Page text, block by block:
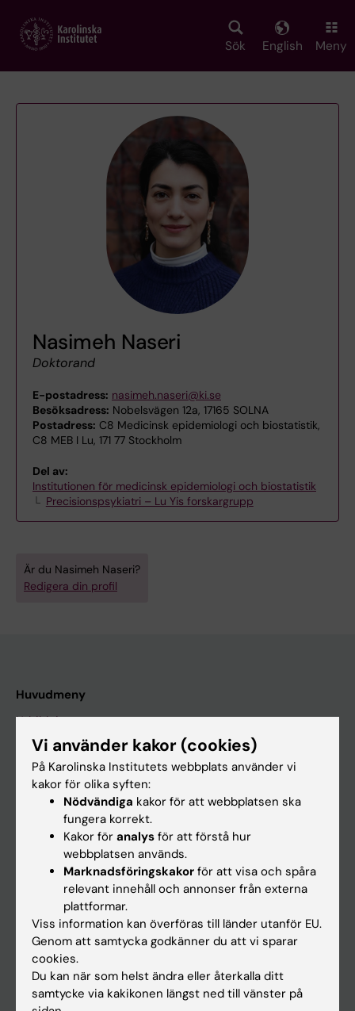
main
Sök English Meny
Nasimeh Naseri
Doktorand
E-postadress: nasimeh.naseri@ki.se
Besöksadress: Nobelsvägen 12a, 17165 SOLNA
Postadress: C8 Medicinsk epidemiologi och biostatistik,
C8 MEB I Lu, 171 77 Stockholm
Del av:
Institutionen för medicinsk epidemiologi och biostatistik
Precisionspsykiatri – Lu Yis forskargrupp
Är du Nasimeh Naseri?
Redigera din profil
Huvudmeny
Utbildning
Forskarutbildning
Forskning
Nyheter
Kalender
Student
Ladok
Canvas
Vi använder kakor (cookies)
På Karolinska Institutets webbplats använder vi
kakor för olika syften:
Nödvändiga kakor för att webbplatsen ska
fungera korrekt.
Kakor för analys för att förstå hur
webbplatsen används.
Marknadsföringskakor för att visa och spåra
relevant innehåll och annonser från externa
plattformar.
Viss information kan överföras till länder utanför EU.
Genom att samtycka godkänner du att vi sparar
cookies.
Du kan när som helst ändra eller återkalla ditt
samtycke via kakikonen längst ned till vänster på